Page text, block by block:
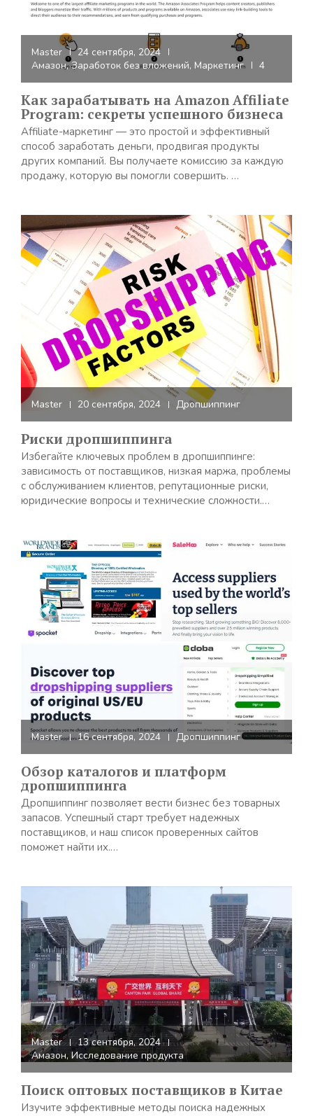
Master
24 сентября, 2024
Амазон,Заработок без вложений, Маркетинг 4
Как зарабатывать на Amazon Affiliate
Program: секреты успешного бизнеса
Affiliate-маркетинг — это простой и эффективный
способ заработать деньги, продвигая продукты
других компаний. Вы получаете комиссию за каждую
продажу, которую вы помогли совершить. …
Master 20 сентября, 2024 Дропшиппинг
Риски дропшиппинга
Избегайте ключевых проблем в дропшиппинге:
зависимость от поставщиков, низкая маржа, проблемы
с обслуживанием клиентов, репутационные риски,
юридические вопросы и технические сложности.…
Master 16 сентября, 2024 Дропшиппинг
Обзор каталогов и платформ
дропшиппинга
Дропшиппинг позволяет вести бизнес без товарных
запасов. Успешный старт требует надежных
поставщиков, и наш список проверенных сайтов
поможет найти их.…
Master
13 сентября, 2024
Амазон, Исследование продукта
Поиск оптовых поставщиков в Китае
Изучите эффективные методы поиска надежных